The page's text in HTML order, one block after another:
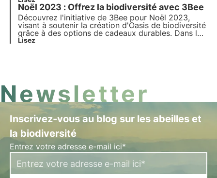
technologiques, des arbres à nectar et la Polly
House pour une empreinte écologique et une
image de marque socialement responsable
Noël 2023 : Offrez la biodiversité avec 3Bee
Découvrez l'initiative de 3Bee pour Noël 2023,
visant à soutenir la création d'Oasis de biodiversité
grâce à des options de cadeaux durables. Dans le
cadre de "Offrez la biodiversité en cadeau", 3Bee
Lisez
Newsletter
Inscrivez-vous au blog sur les abeilles et
la biodiversité
Entrez votre adresse e-mail ici*